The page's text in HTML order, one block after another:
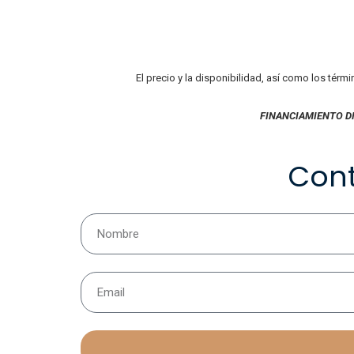
El precio y la disponibilidad, así como los
FINANCIAMIENTO